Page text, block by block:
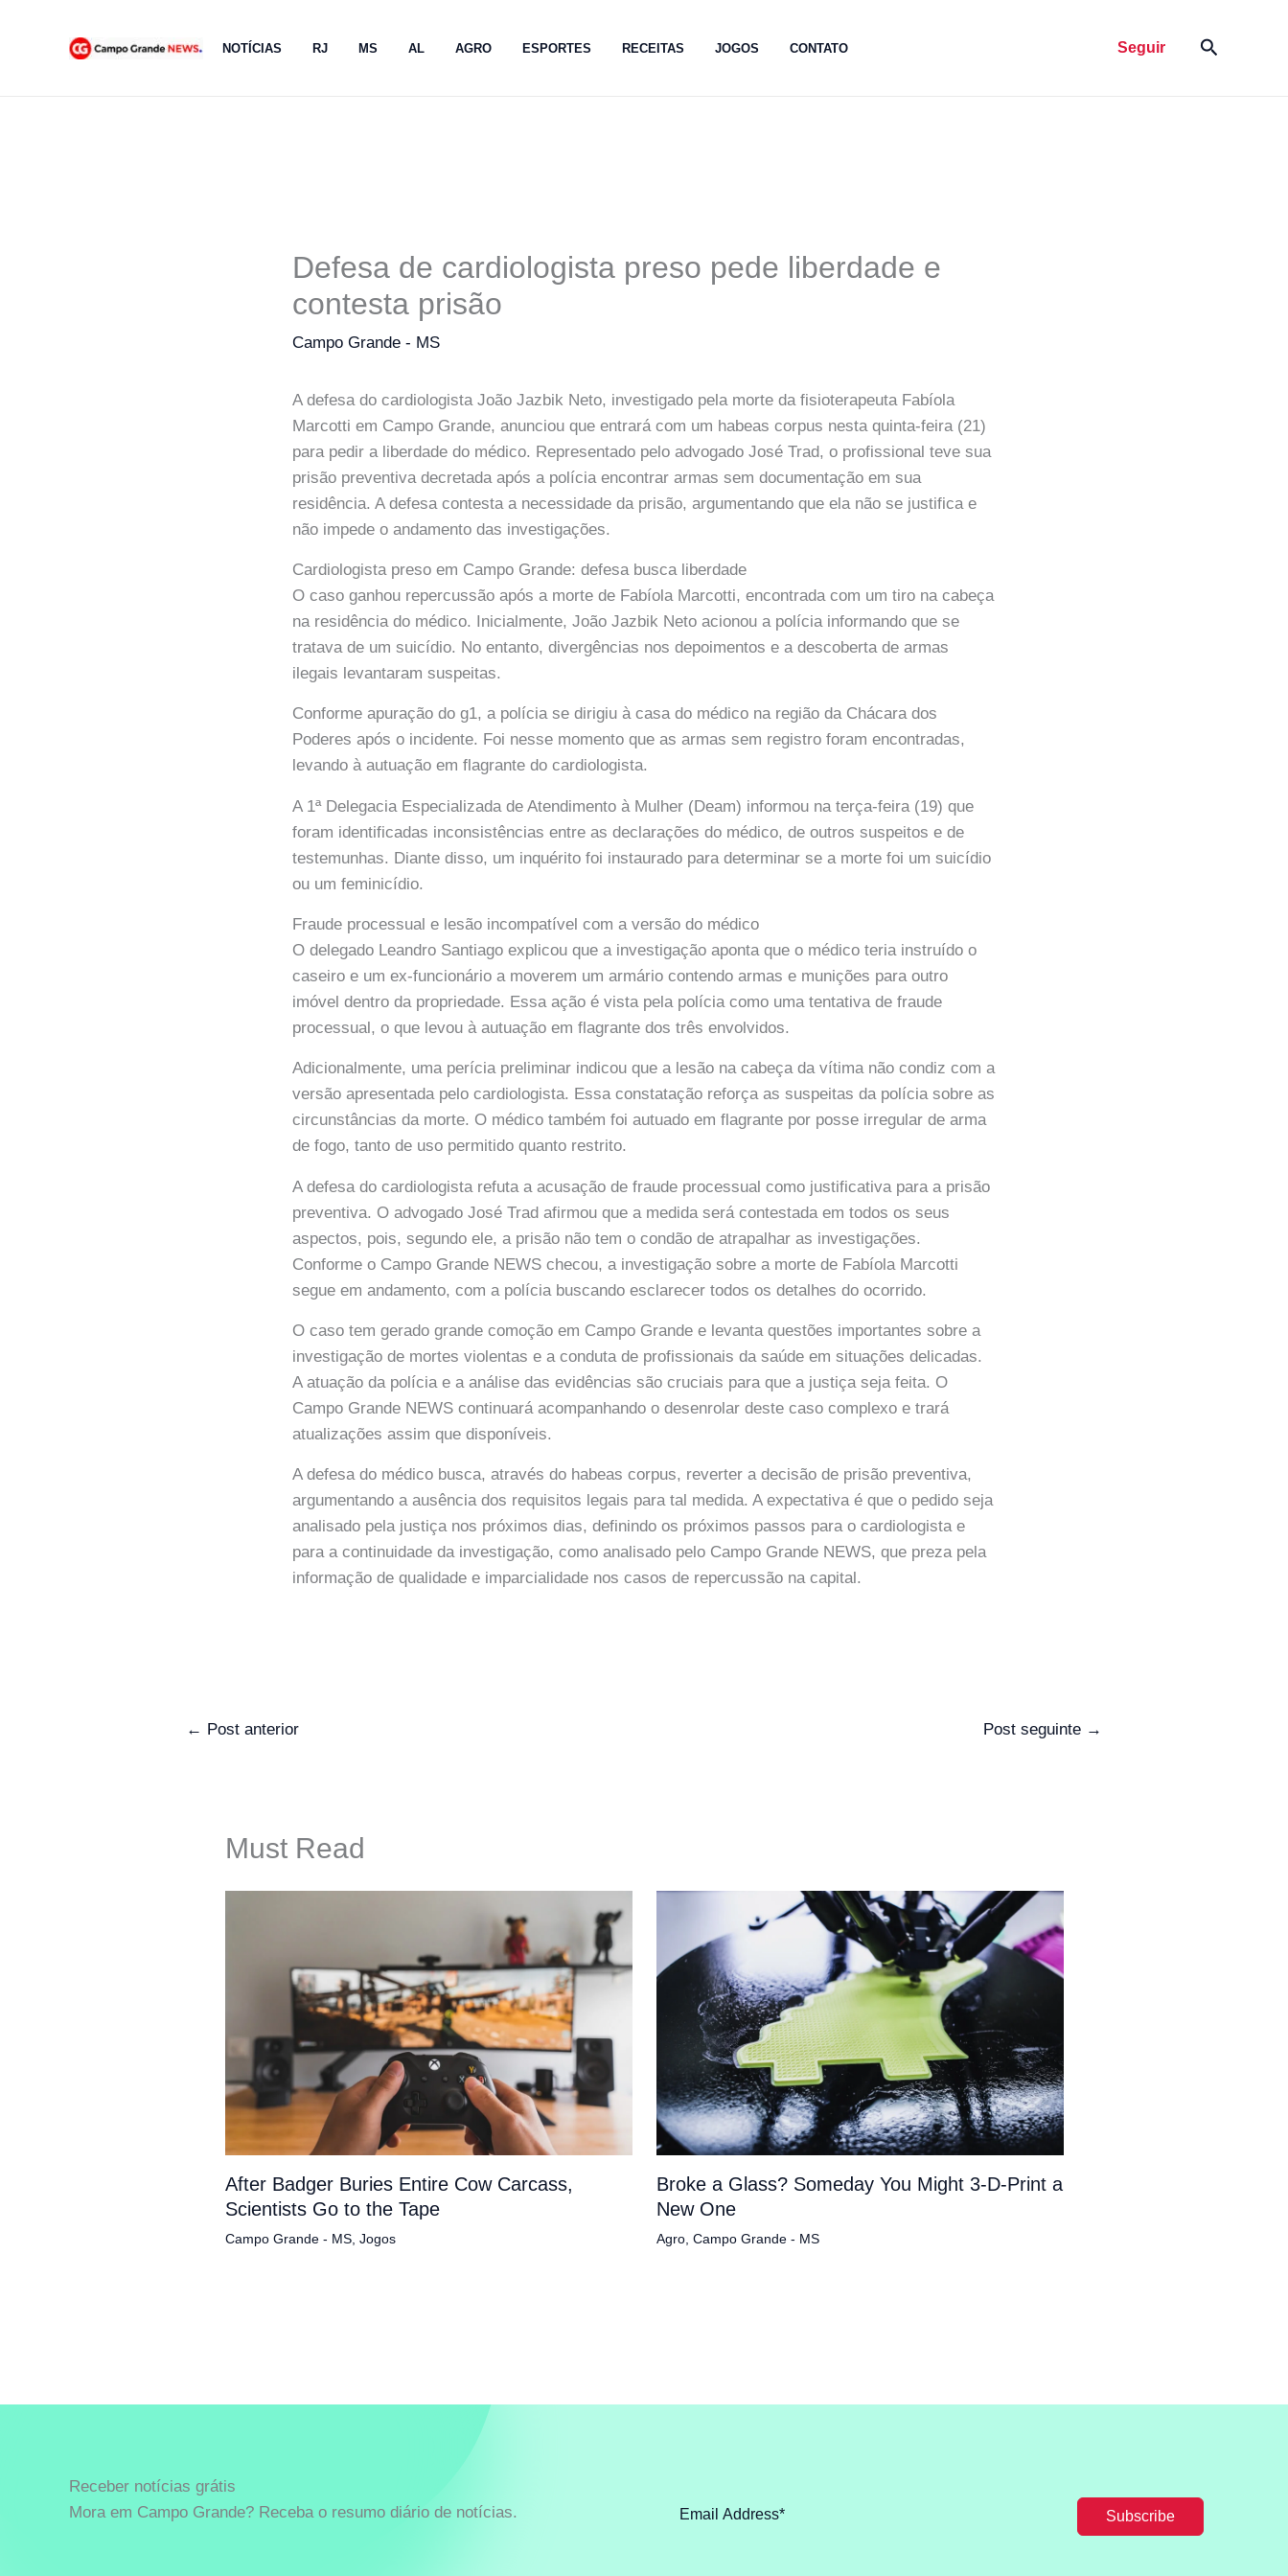
NOTÍCIAS RJ MS AL AGRO ESPORTES RECEITAS JOGOS CONTATO Seguir Pesquisar
Defesa de cardiologista preso pede liberdade e
contesta prisão
Campo Grande - MS
A defesa do cardiologista João Jazbik Neto, investigado pela morte da fisioterapeuta Fabíola
Marcotti em Campo Grande, anunciou que entrará com um habeas corpus nesta quinta-feira (21)
para pedir a liberdade do médico. Representado pelo advogado José Trad, o profissional teve sua
prisão preventiva decretada após a polícia encontrar armas sem documentação em sua
residência. A defesa contesta a necessidade da prisão, argumentando que ela não se justifica e
não impede o andamento das investigações.
Cardiologista preso em Campo Grande: defesa busca liberdade
O caso ganhou repercussão após a morte de Fabíola Marcotti, encontrada com um tiro na cabeça
na residência do médico. Inicialmente, João Jazbik Neto acionou a polícia informando que se
tratava de um suicídio. No entanto, divergências nos depoimentos e a descoberta de armas
ilegais levantaram suspeitas.
Conforme apuração do g1, a polícia se dirigiu à casa do médico na região da Chácara dos
Poderes após o incidente. Foi nesse momento que as armas sem registro foram encontradas,
levando à autuação em flagrante do cardiologista.
A 1ª Delegacia Especializada de Atendimento à Mulher (Deam) informou na terça-feira (19) que
foram identificadas inconsistências entre as declarações do médico, de outros suspeitos e de
testemunhas. Diante disso, um inquérito foi instaurado para determinar se a morte foi um suicídio
ou um feminicídio.
Fraude processual e lesão incompatível com a versão do médico
O delegado Leandro Santiago explicou que a investigação aponta que o médico teria instruído o
caseiro e um ex-funcionário a moverem um armário contendo armas e munições para outro
imóvel dentro da propriedade. Essa ação é vista pela polícia como uma tentativa de fraude
processual, o que levou à autuação em flagrante dos três envolvidos.
Adicionalmente, uma perícia preliminar indicou que a lesão na cabeça da vítima não condiz com a
versão apresentada pelo cardiologista. Essa constatação reforça as suspeitas da polícia sobre as
circunstâncias da morte. O médico também foi autuado em flagrante por posse irregular de arma
de fogo, tanto de uso permitido quanto restrito.
A defesa do cardiologista refuta a acusação de fraude processual como justificativa para a prisão
preventiva. O advogado José Trad afirmou que a medida será contestada em todos os seus
aspectos, pois, segundo ele, a prisão não tem o condão de atrapalhar as investigações.
Conforme o Campo Grande NEWS checou, a investigação sobre a morte de Fabíola Marcotti
segue em andamento, com a polícia buscando esclarecer todos os detalhes do ocorrido.
O caso tem gerado grande comoção em Campo Grande e levanta questões importantes sobre a
investigação de mortes violentas e a conduta de profissionais da saúde em situações delicadas.
A atuação da polícia e a análise das evidências são cruciais para que a justiça seja feita. O
Campo Grande NEWS continuará acompanhando o desenrolar deste caso complexo e trará
atualizações assim que disponíveis.
A defesa do médico busca, através do habeas corpus, reverter a decisão de prisão preventiva,
argumentando a ausência dos requisitos legais para tal medida. A expectativa é que o pedido seja
analisado pela justiça nos próximos dias, definindo os próximos passos para o cardiologista e
para a continuidade da investigação, como analisado pelo Campo Grande NEWS, que preza pela
informação de qualidade e imparcialidade nos casos de repercussão na capital.
← Post anterior Post seguinte →
Must Read
After Badger Buries Entire Cow Carcass,
Scientists Go to the Tape
Campo Grande - MS, Jogos
Broke a Glass? Someday You Might 3-D-Print a
New One
Agro, Campo Grande - MS
Receber notícias grátis
Mora em Campo Grande? Receba o resumo diário de notícias.
Subscribe